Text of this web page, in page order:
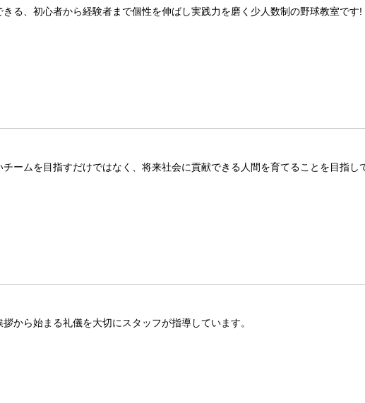
る、初心者から経験者まで個性を伸ばし実践力を磨く少人数制の野球教室です!
ームを目指すだけではなく、将来社会に貢献できる人間を育てることを目指し
から始まる礼儀を大切にスタッフが指導しています。